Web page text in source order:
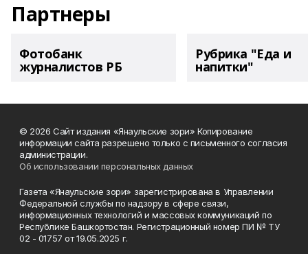
Партнеры
Фотобанк
журналистов РБ
Рубрика "Еда и
напитки"
© 2026 Сайт издания «Янаульские зори» Копирование
информации сайта разрешено только с письменного согласия
администрации.
Об использовании персональных данных
Газета «Янаульские зори» зарегистрирована в Управлении
Федеральной службы по надзору в сфере связи,
информационных технологий и массовых коммуникаций по
Республике Башкортостан. Регистрационный номер ПИ № ТУ
02 - 01757 от 19.05.2025 г.